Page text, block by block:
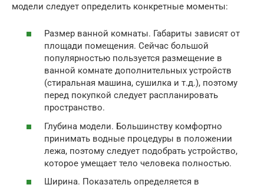
модели следует определить конкретные моменты:
Размер ванной комнаты. Габариты зависят от
площади помещения. Сейчас большой
популярностью пользуется размещение в
ванной комнате дополнительных устройств
(стиральная машина, сушилка и т.д.), поэтому
перед покупкой следует распланировать
пространство.
Глубина модели. Большинству комфортно
принимать водные процедуры в положении
лежа, поэтому следует подобрать устройство,
которое умещает тело человека полностью.
Ширина. Показатель определяется в